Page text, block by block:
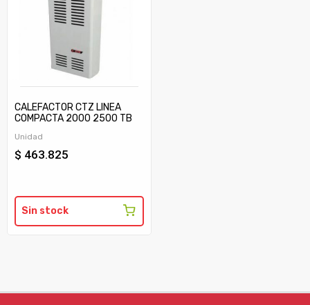
CALEFACTOR CTZ LINEA
COMPACTA 2000 2500 TB
Unidad
$ 463.825
Sin stock